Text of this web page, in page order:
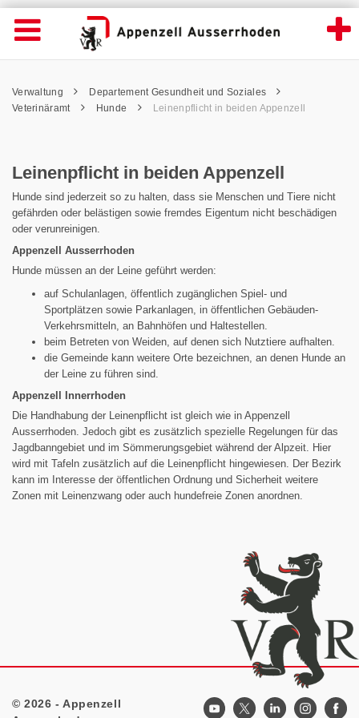
Leinenpflicht in beiden Appenzell -
Wichtige
Seiten
Home
Inhalt
Kontakt
Navigation öffnen
Inhalt
Pfadnavigation
Verwaltung
Departement Gesundheit und Soziales
Veterinäramt
Hunde Leinenpflicht in beiden Appenzell
Leinenpflicht in beiden Appenzell
Hunde sind jederzeit so zu halten, dass sie Menschen und Tiere nicht
gefährden oder belästigen sowie fremdes Eigentum nicht beschädigen
oder verunreinigen.
Appenzell Ausserrhoden
Hunde müssen an der Leine geführt werden:
auf Schulanlagen, öffentlich zugänglichen Spiel- und
Sportplätzen sowie Parkanlagen, in öffentlichen Gebäuden-
Verkehrsmitteln, an Bahnhöfen und Haltestellen.
beim Betreten von Weiden, auf denen sich Nutztiere aufhalten.
die Gemeinde kann weitere Orte bezeichnen, an denen Hunde an
der Leine zu führen sind.
Appenzell Innerrhoden
Die Handhabung der Leinenpflicht ist gleich wie in Appenzell
Ausserrhoden. Jedoch gibt es zusätzlich spezielle Regelungen für das
Jagdbanngebiet und im Sömmerungsgebiet während der Alpzeit. Hier
wird mit Tafeln zusätzlich auf die Leinenpflicht hingewiesen. Der Bezirk
kann im Interesse der öffentlichen Ordnung und Sicherheit weitere
Zonen mit Leinenzwang oder auch hundefreie Zonen anordnen.
© 2026 - Appenzell